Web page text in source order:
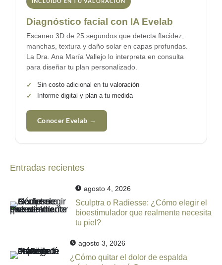
Diagnóstico facial con IA Evelab
Escaneo 3D de 25 segundos que detecta flacidez,
manchas, textura y daño solar en capas profundas.
La Dra. Ana María Vallejo lo interpreta en consulta
para diseñar tu plan personalizado.
✓ Sin costo adicional en tu valoración
✓ Informe digital y plan a tu medida
Conocer Evelab →
Entradas recientes
agosto 4, 2026
Sculptra o Radiesse: ¿Cómo elegir el
bioestimulador que realmente necesita
tu piel?
agosto 3, 2026
¿Cómo quitar el dolor de espalda